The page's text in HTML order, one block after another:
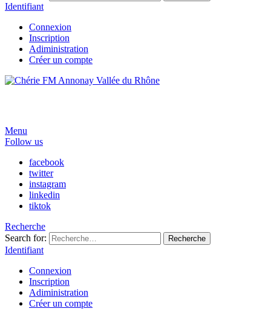
Identifiant
Connexion
Inscription
Adiministration
Créer un compte
Menu
Follow us
facebook
twitter
instagram
linkedin
tiktok
Recherche
Search for:
Recherche
Identifiant
Connexion
Inscription
Adiministration
Créer un compte